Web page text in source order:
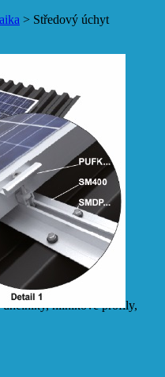
> Středový úchyt
hliníkové profily,